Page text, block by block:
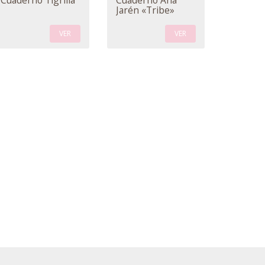
VER
Jarén «Tribe»
VER